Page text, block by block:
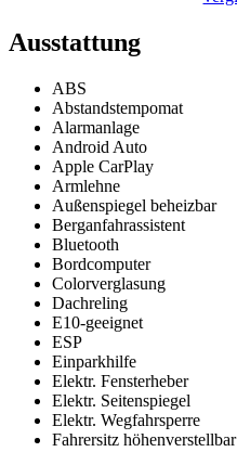
Ausstattung
ABS
Abstandstempomat
Alarmanlage
Android Auto
Apple CarPlay
Armlehne
Außenspiegel beheizbar
Berganfahrassistent
Bluetooth
Bordcomputer
Colorverglasung
Dachreling
E10-geeignet
ESP
Einparkhilfe
Elektr. Fensterheber
Elektr. Seitenspiegel
Elektr. Wegfahrsperre
Fahrersitz höhenverstellbar